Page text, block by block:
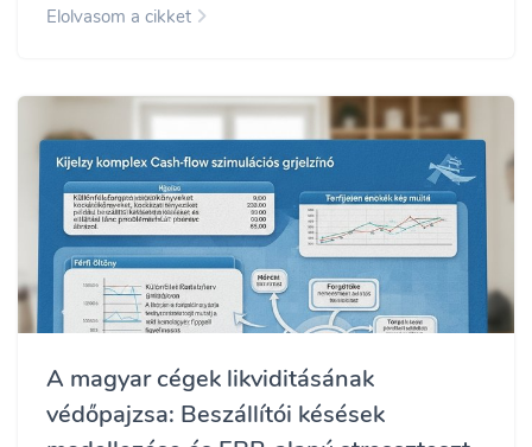
Elolvasom a cikket
A magyar cégek likviditásának
védőpajzsa: Beszállítói késések